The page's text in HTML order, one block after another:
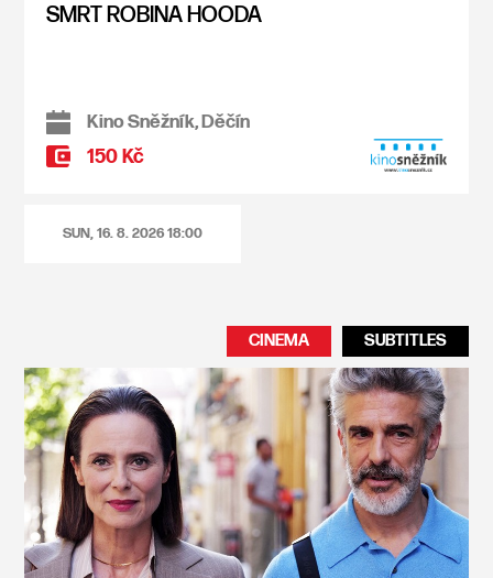
SMRT ROBINA HOODA
Kino Sněžník, Děčín
150 Kč
SUN, 16. 8. 202618:00
CINEMA SUBTITLES